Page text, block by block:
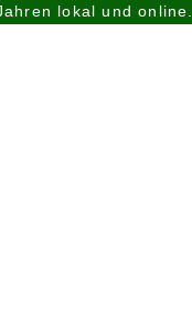
lokal und online.